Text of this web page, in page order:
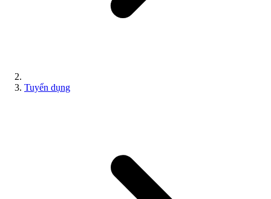
Tuyển dụng